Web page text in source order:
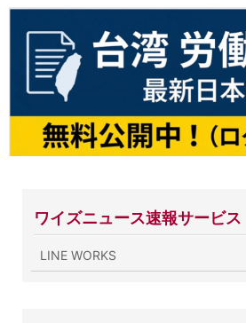
ワイズニュース速報サービス
LINE WORKS